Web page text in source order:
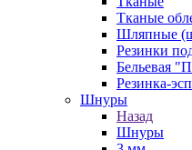
Тканые
Шляпные
Резинки
Бельевая
Резинка-
Шнуры
Назад
Шнуры